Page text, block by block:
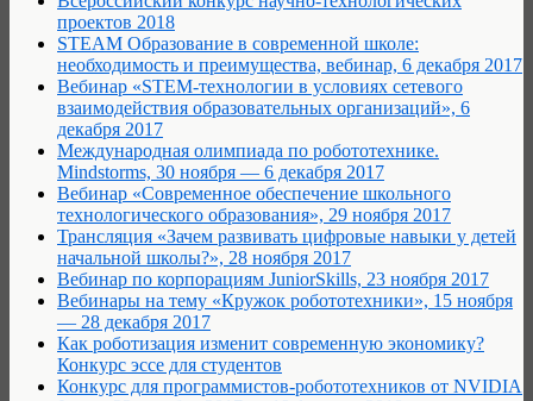
проектов 2018
STEAM Образование в современной школе:
необходимость и преимущества, вебинар, 6 декабря 2017
Вебинар «STEM-технологии в условиях сетевого
взаимодействия образовательных организаций», 6
декабря 2017
Международная олимпиада по робототехнике.
Mindstorms, 30 ноября — 6 декабря 2017
Вебинар «Современное обеспечение школьного
технологического образования», 29 ноября 2017
Трансляция «Зачем развивать цифровые навыки у детей
начальной школы?», 28 ноября 2017
Вебинар по корпорациям JuniorSkills, 23 ноября 2017
Вебинары на тему «Кружок робототехники», 15 ноября
— 28 декабря 2017
Как роботизация изменит современную экономику?
Конкурс эссе для студентов
Конкурс для программистов-робототехников от NVIDIA